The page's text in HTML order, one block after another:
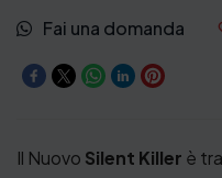
Fai una domanda
Il Nuovo Silent Killer è